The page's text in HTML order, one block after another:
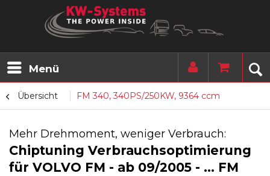
Menü
Übersicht FM 340, 340PS/250KW, 9364 ccm
Mehr Drehmoment, weniger Verbrauch:
Chiptuning Verbrauchsoptimierung
für VOLVO FM - ab 09/2005 - ... FM